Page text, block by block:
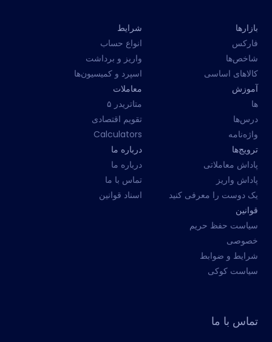
بازارها
فارکس
شاخص‌ها
کالاهای اساسی
شرایط
انواع حساب
واریز و برداشت
اسپرد و کمیسیون‌ها
آموزش
ها
درس‌ها
واژه‌نامه
معاملات
متاتریدر ۵
تقویم اقتصادی
Calculators
ترویج‌ها
پاداش معاملاتی
پاداش واریز
یک دوست را معرفی کنید
درباره ما
درباره ما
تماس با ما
اسناد قوانین
قوانین
سیاست حفظ حریم
خصوصی
شرایط و ضوابط
سیاست کوکی
تماس با ما